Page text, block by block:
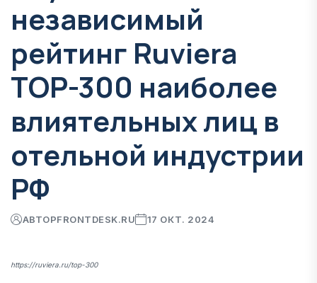
независимый
рейтинг Ruviera
TOP-300 наиболее
влиятельных лиц в
отельной индустрии
РФ
АВТОРFRONTDESK.RU 17 ОКТ. 2024
https://ruviera.ru/top-300